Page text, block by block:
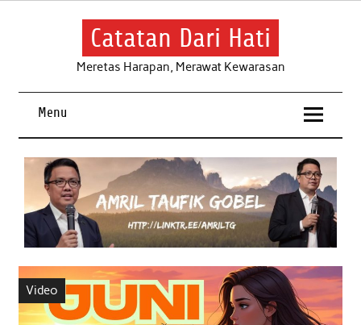
Skip
Catatan Dari Hati
Meretas Harapan, Merawat Kewarasan
Menu
Video